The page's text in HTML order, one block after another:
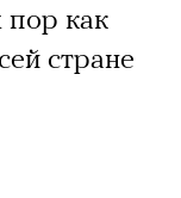
пор как
стране